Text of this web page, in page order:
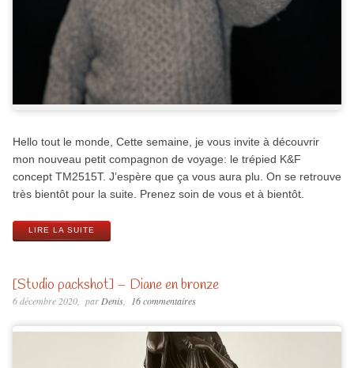
Hello tout le monde, Cette semaine, je vous invite à découvrir
mon nouveau petit compagnon de voyage: le trépied K&F
concept TM2515T. J’espère que ça vous aura plu. On se retrouve
très bientôt pour la suite. Prenez soin de vous et à bientôt.
LIRE LA SUITE
[Studio packshot] – Diane en bronze
6 décembre 2020 parDenis 16 commentaires